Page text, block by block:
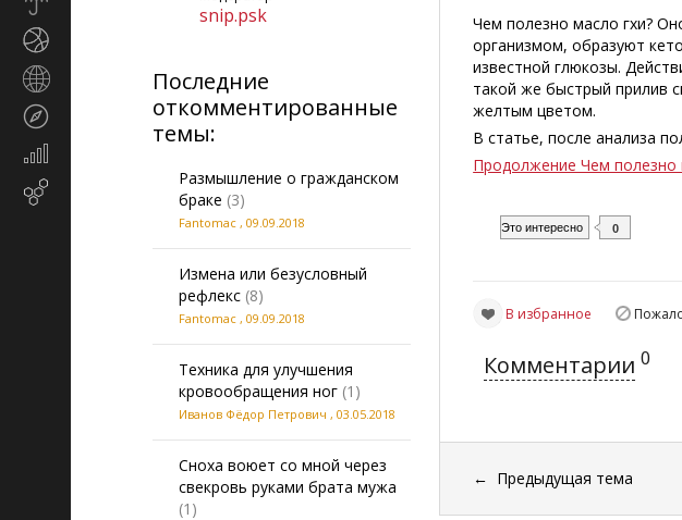
snip.psk
Последние
откомментированные
темы:
Размышление о гражданском
браке (3)
Fantomac , 09.09.2018
Измена или безусловный
рефлекс (8)
Fantomac , 09.09.2018
Техника для улучшения
кровообращения ног (1)
Иванов Фёдор Петрович , 03.05.2018
Сноха воюет со мной через
свекровь руками брата мужа
(1)
Чем полезно масло гхи?
организмом, образуют
известной глюкозы.
такой же быстрый прилив
желтым цветом.
В статье, после анализа
Продолжение Чем полезно
Это интересно 0
В избранное
Комментарии 0
← Предыдущая тема